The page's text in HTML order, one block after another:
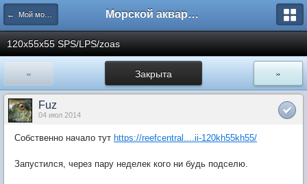
← Мой морской аквариум Морской аквариум. Форумы ReefCentral.ru
120х55х55 SPS/LPS/zoas
Закрыта
« »
Fuz
04 июл 2014
Собственно начало тут https://reefcentral....ii-120kh55kh55/
Запустился, через пару неделек кого ни будь подселю.